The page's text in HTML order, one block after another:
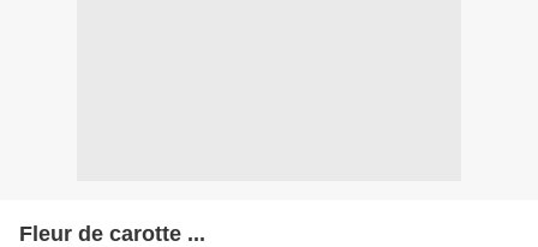
Fleur de carotte ...